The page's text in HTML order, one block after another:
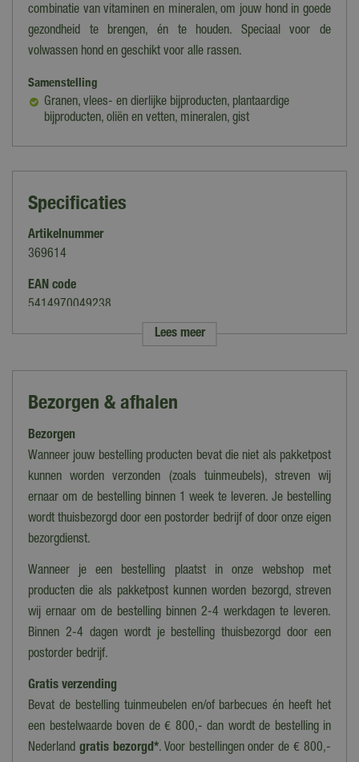
combinatie van vitaminen en mineralen, om jouw hond in goede
gezondheid te brengen, én te houden. Speciaal voor de
volwassen hond en geschikt voor alle rassen.
Samenstelling
Granen, vlees- en dierlijke bijproducten, plantaardige
bijproducten, oliën en vetten, mineralen, gist
Specificaties
Artikelnummer
369614
EAN code
5414970049238
Merk
15 kg
Type voeding
Droogvoer
Smaak
Lees meer
Bezorgen & afhalen
Bezorgen
Wanneer jouw bestelling producten bevat die niet als pakketpost
kunnen worden verzonden (zoals tuinmeubels), streven wij
ernaar om de bestelling binnen 1 week te leveren. Je bestelling
wordt thuisbezorgd door een postorder bedrijf of door onze eigen
bezorgdienst.
Wanneer je een bestelling plaatst in onze webshop met
producten die als pakketpost kunnen worden bezorgd, streven
wij ernaar om de bestelling binnen 2-4 werkdagen te leveren.
Binnen 2-4 dagen wordt je bestelling thuisbezorgd door een
postorder bedrijf.
Gratis verzending
Bevat de bestelling tuinmeubelen en/of barbecues én heeft het
een bestelwaarde boven de € 800,- dan wordt de bestelling in
Nederland gratis bezorgd*. Voor bestellingen onder de € 800,-